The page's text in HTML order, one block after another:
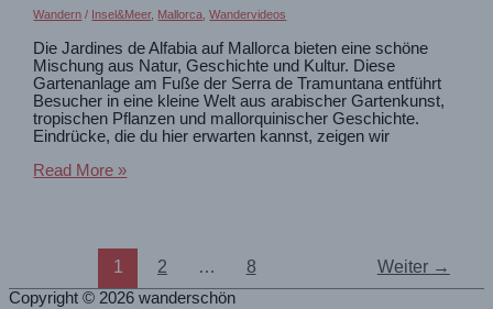
Wandern / Insel&Meer, Mallorca,Wandervideos
Die Jardines de Alfabia auf Mallorca bieten eine schöne
Mischung aus Natur, Geschichte und Kultur. Diese
Gartenanlage am Fuße der Serra de Tramuntana entführt
Besucher in eine kleine Welt aus arabischer Gartenkunst,
tropischen Pflanzen und mallorquinischer Geschichte.
Eindrücke, die du hier erwarten kannst, zeigen wir
Jardines
Mallorcas
Read More »
1 2 … 8 Weiter →
Copyright © 2026 wanderschön